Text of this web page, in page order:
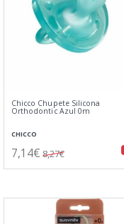
Chicco Chupete Silicona
Orthodontic Azul 0m
CHICCO
7,14€ 8,27€